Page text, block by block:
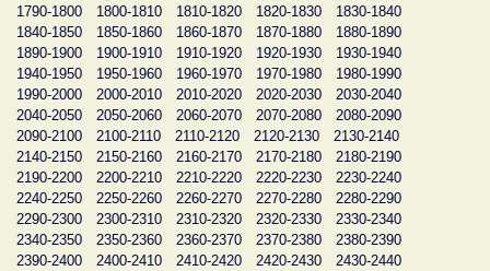
1790-1800
1800-1810 1810-1820 1820-1830
1830-1840
1840-1850
1850-1860 1860-1870 1870-1880
1880-1890
1890-1900
1900-1910 1910-1920 1920-1930
1930-1940
1940-1950
1950-1960 1960-1970 1970-1980
1980-1990
1990-2000
2000-2010 2010-2020 2020-2030
2030-2040
2040-2050
2050-2060 2060-2070 2070-2080
2080-2090
2090-2100
2100-2110 2110-2120 2120-2130
2130-2140
2140-2150
2150-2160 2160-2170 2170-2180
2180-2190
2190-2200
2200-2210 2210-2220 2220-2230
2230-2240
2240-2250
2250-2260 2260-2270 2270-2280
2280-2290
2290-2300
2300-2310 2310-2320 2320-2330
2330-2340
2340-2350
2350-2360 2360-2370 2370-2380
2380-2390
2390-2400
2400-2410 2410-2420 2420-2430
2430-2440